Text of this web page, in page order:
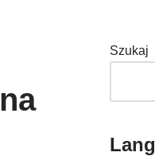
Szukaj